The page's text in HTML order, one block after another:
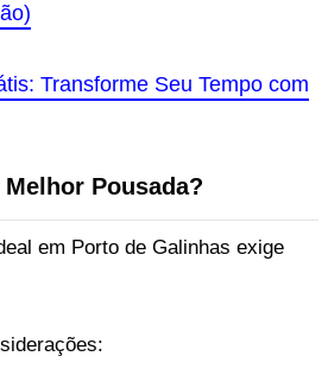
Transforme Seu Tempo com
Pousada?
em Porto de Galinhas exige